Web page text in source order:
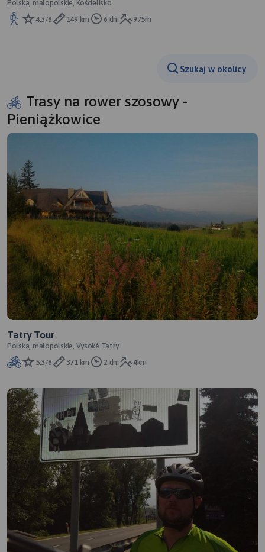
Polska, małopolskie, Kościelisko
4.3/6
149 km 6 dni 975m
Szukaj w okolicy
Trasy na rower szosowy -
Pieniążkowice
Tatry Tour
Polska, małopolskie, Vysoké Tatry
5.3/6
371 km 2 dni 4km